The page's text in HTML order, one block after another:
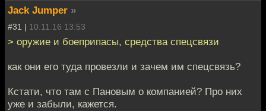
Jack Jumper »
#31 | 10.11.16 13:53
> оружие и боеприпасы, средства спецсвязи
как они его туда провезли и зачем им спецсвязь?
Кстати, что там с Пановым о компанией? Про них
уже и забыли, кажется.